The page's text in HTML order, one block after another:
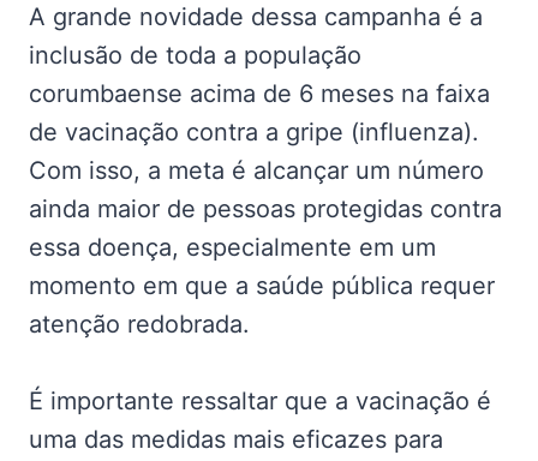
A grande novidade dessa campanha é a
inclusão de toda a população
corumbaense acima de 6 meses na faixa
de vacinação contra a gripe (influenza).
Com isso, a meta é alcançar um número
ainda maior de pessoas protegidas contra
essa doença, especialmente em um
momento em que a saúde pública requer
atenção redobrada.
É importante ressaltar que a vacinação é
uma das medidas mais eficazes para